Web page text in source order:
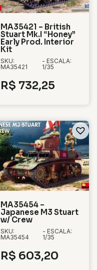
MA35421 – British
Stuart Mk.I “Honey”
Early Prod. Interior
Kit
SKU:
MA35421
- ESCALA:
1/35
R$ 732,25
MA35454 –
Japanese M3 Stuart
w/ Crew
SKU:
MA35454
- ESCALA:
1/35
R$ 603,20